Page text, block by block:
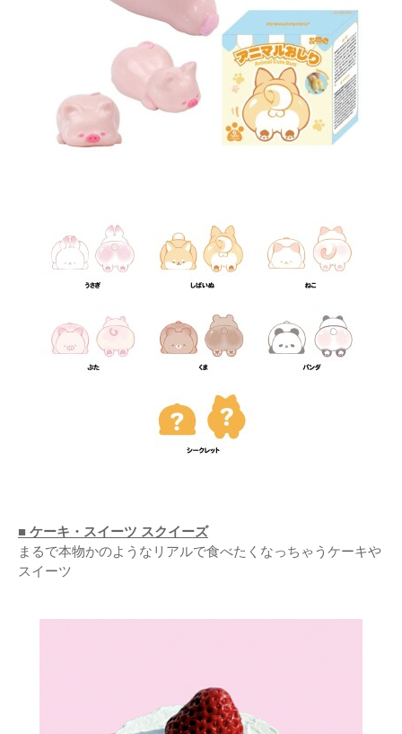
■ ケーキ・スイーツ スクイーズ
まるで本物かのようなリアルで食べたくなっちゃうケーキや
スイーツ